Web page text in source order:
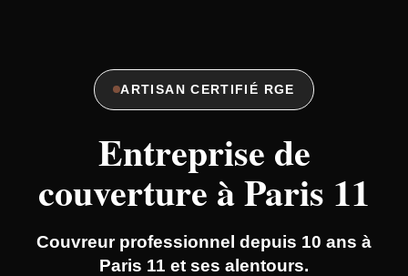
ARTISAN CERTIFIÉ RGE
Entreprise de
couverture à Paris 11
Couvreur professionnel depuis 10 ans à
Paris 11 et ses alentours.